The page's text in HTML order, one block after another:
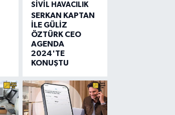
SIVIL HAVACILIK
SERKAN KAPTAN
İLE GÜLİZ
ÖZTÜRK CEO
AGENDA
2024'TE
KONUŞTU